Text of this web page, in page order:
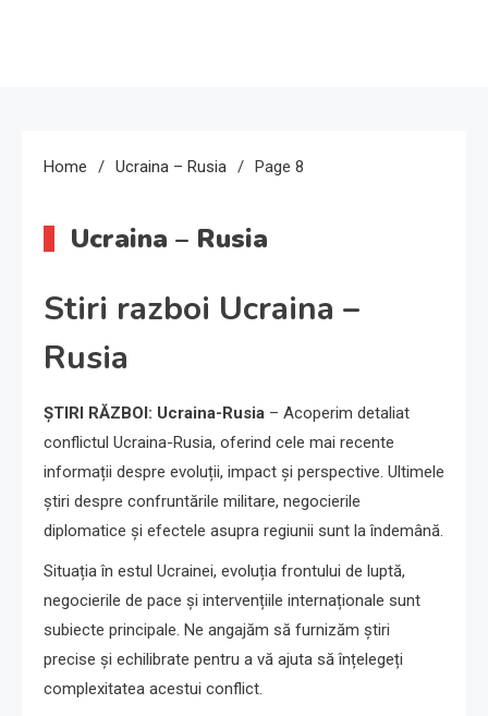
Home Ucraina – Rusia Page 8
Ucraina – Rusia
Stiri razboi Ucraina –
Rusia
ȘTIRI RĂZBOI: Ucraina-Rusia – Acoperim detaliat
conflictul Ucraina-Rusia, oferind cele mai recente
informații despre evoluții, impact și perspective. Ultimele
știri despre confruntările militare, negocierile
diplomatice și efectele asupra regiunii sunt la îndemână.
Situația în estul Ucrainei, evoluția frontului de luptă,
negocierile de pace și intervențiile internaționale sunt
subiecte principale. Ne angajăm să furnizăm știri
precise și echilibrate pentru a vă ajuta să înțelegeți
complexitatea acestui conflict.